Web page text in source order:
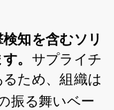
知を含むソリ
。 サプライチ
ため、組織は
振る舞いベー